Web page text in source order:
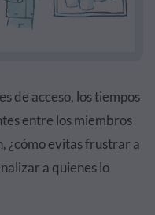
de acceso, los tiempos
entre los miembros
¿cómo evitas frustrar a
a quienes lo